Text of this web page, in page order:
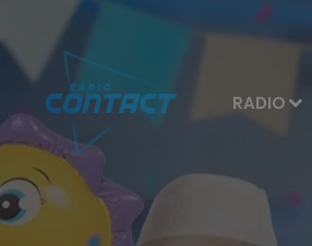
RADIO